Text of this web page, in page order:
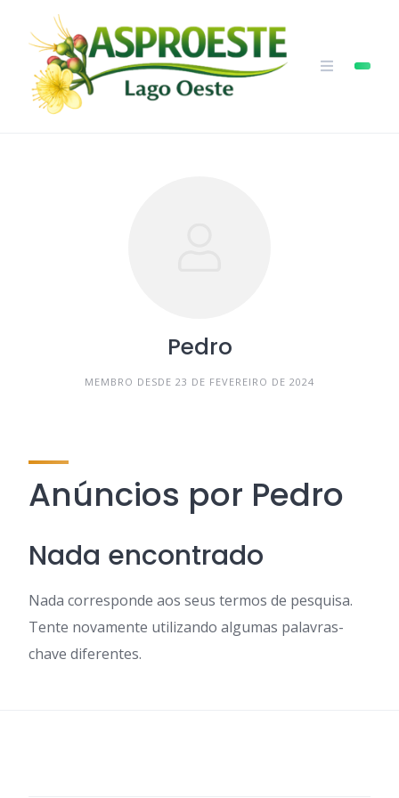
content
Pedro
MEMBRO DESDE 23 DE FEVEREIRO DE 2024
Anúncios por Pedro
Nada encontrado
Nada corresponde aos seus termos de pesquisa.
Tente novamente utilizando algumas palavras-
chave diferentes.